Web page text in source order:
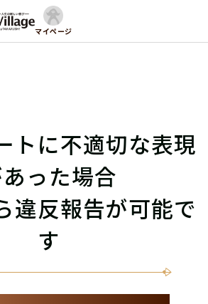
マイページ
トに不適切な表現
った場合
違反報告が可能で
す